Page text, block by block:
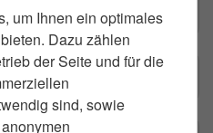
ich als Auftraggeber?
um Ihnen ein optimales
Dazu zählen
der Seite und für die
sind, sowie